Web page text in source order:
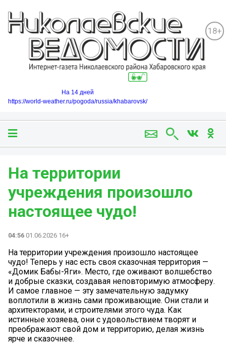
18+
На 14 дней
https://world-weather.ru/pogoda/russia/khabarovsk/
На территории
учреждения произошло
настоящее чудо!
04:56 01.06.2026 16+
На территории учреждения произошло настоящее
чудо! Теперь у нас есть своя сказочная территория —
«Домик Бабы-Яги». Место, где оживают волшебство
и добрые сказки, создавая неповторимую атмосферу.
И самое главное — эту замечательную задумку
воплотили в жизнь сами проживающие. Они стали и
архитекторами, и строителями этого чуда. Как
истинные хозяева, они с удовольствием творят и
преображают свой дом и территорию, делая жизнь
ярче и сказочнее.